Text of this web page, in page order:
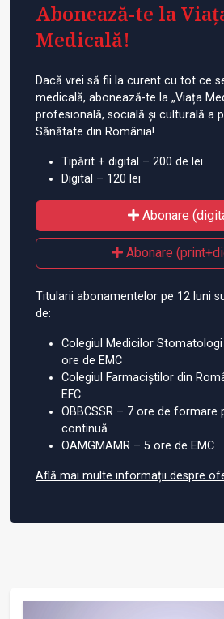
Abonează-te la
Medicală!
Dacă vrei să fii la curent cu tot ce
medicală, abonează-te la „Viața
profesională, socială și culturală a
Sănătate din România!
Tipărit + digital – 200 de lei
Digital – 120 lei
Abonare
Abonare
Titularii abonamentelor pe 12 luni
de:
Colegiul Medicilor
ore de EMC
Colegiul Farmaciștilor din
EFC
OBBCSSR – 7 ore de formare
continuă
OAMGMAMR – 5 ore de EMC
Află mai multe informații despre